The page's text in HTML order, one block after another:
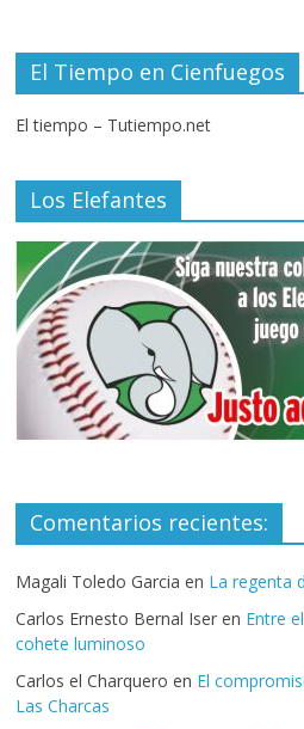
El Tiempo en Cienfuegos
El tiempo – Tutiempo.net
Los Elefantes
Comentarios recientes:
Magali Toledo Garcia en La regenta
Carlos Ernesto Bernal Iser en Entre
cohete luminoso
Carlos el Charquero en El
Las Charcas